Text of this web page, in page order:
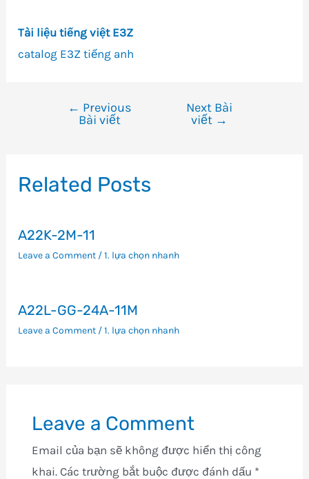
Tài liệu tiếng việt E3Z
catalog E3Z tiếng anh
viết
← Previous
Bài viết
Next Bài
viết →
Related Posts
A22K-2M-11
Leave a Comment /1. lựa chọn nhanh
A22L-GG-24A-11M
Leave a Comment /1. lựa chọn nhanh
Leave a Comment
Email của bạn sẽ không được hiển thị công
khai. Các trường bắt buộc được đánh dấu *